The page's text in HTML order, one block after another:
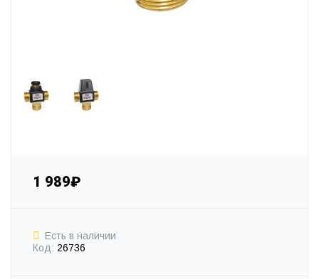
1 989₽
Есть в наличии
Код: 26736